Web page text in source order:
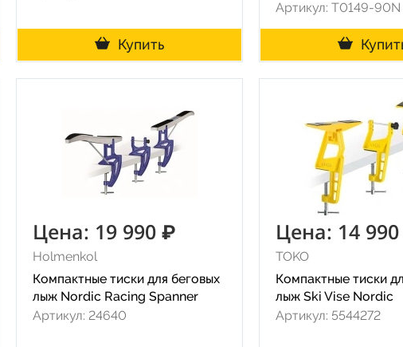
Купить
Артикул: T0149-90N
Цена: 19 990 ₽
Holmenkol
Компактные тиски для беговых
лыж Nordic Racing Spanner
Артикул: 24640
Цена: 14
TOKO
Компактные тиски
лыж Ski Vise Nordic
Артикул: 5544272